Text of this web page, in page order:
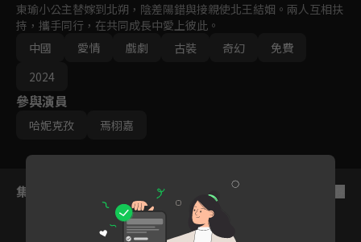
東瑜小公主替嫁到北朔，陰差陽錯與接親使北王結姻。兩人互相扶
持，攜手同行，在共同成長中愛上彼此。
中國
愛情 戲劇 古裝 奇幻
免費
2024
參與演員
哈妮克孜 焉栩嘉
集數列表